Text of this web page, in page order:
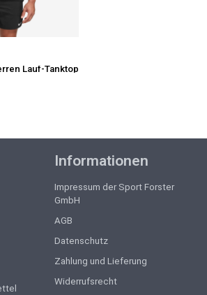
Lauf-Tanktop
Informationen
Impressum der Sport Forster
GmbH
AGB
Datenschutz
Zahlung und Lieferung
Widerrufsrecht